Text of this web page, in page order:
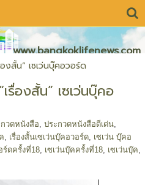
www.bangkoklifenews.com
งสั้น” เซเว่นบุ๊คอวอร์ด
รื่องสั้น” เซเว่นบุ๊คอ
วดหนังสือ ประกวดหนังสือดีเด่น,
เรื่องสั้นเซเว่นบุ๊คอวอร์ด, เซเว่น บุ๊คอ
ร์ดครั้งที่18, เซเว่นบุ๊คครั้งที่18, เซเว่นบุ๊ค